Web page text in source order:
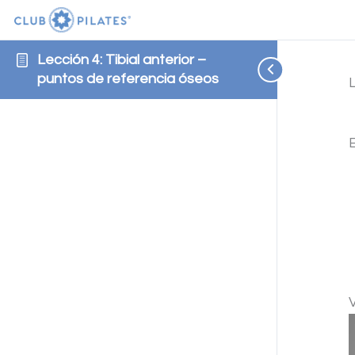
Lección 4: Tibial anterior –
puntos de referencia óseos